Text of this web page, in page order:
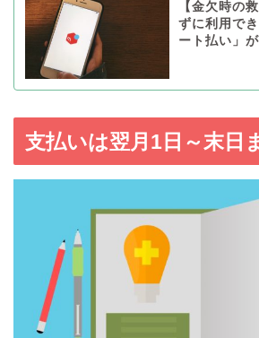
【金欠時の
ずに利用で
ート払い」
支払いは翌月1日～末日